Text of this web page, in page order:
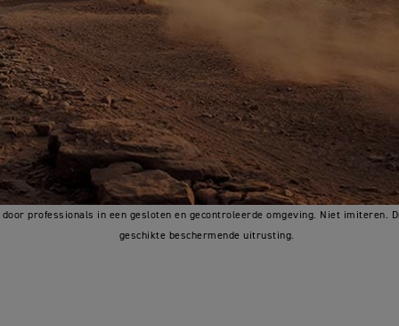
professionals in een gesloten en gecontroleerde omgeving. Niet imiteren.
geschikte beschermende uitrusting.